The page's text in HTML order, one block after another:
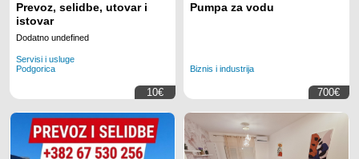
Prevoz, selidbe, utovar i
istovar
Dodatno undefined
Servisi i usluge
Podgorica
10€
Pumpa za vodu
Biznis i industrija
700€